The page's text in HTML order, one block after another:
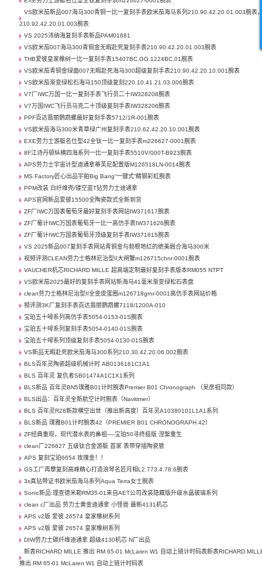
VS欧米茄新品007海马300青铜一比一复刻手表欧米茄海马系列210.90.42.20.01.003腕表
210.92.42.20.01.003腕表
VS 2025沛纳海复刻手表新品PAM01681
VS欧米茄007海马300青铜金无暇赴死复刻手表210.90.42.20.01.003腕表
THB爱彼皇家橡树一比一复刻手表15407BC.GG.1224BC.01腕表
VS欧米茄青铜金绿面007无暇赴死海马300超级复刻手表210.90.42.20.10.001腕表
VS欧米茄渐变绿松石海马150顶级复刻220.10.41.21.03.006腕表
V7厂IWC万国一比一复刻手表飞行员二十IW328208腕表
V7万国IWC飞行员马克二十顶级复刻手表IW328206腕表
PPF百达翡丽鹦鹉螺最好复刻手表5712/1R-001腕表
VS欧米茄海马300米青草绿广州复刻手表210.62.42.20.10.001腕表
EXE劳力士游艇名仕型42全钛一比一复刻手表m226627-0001腕表
8F江诗丹顿纵横四海系列一比一复刻手表5510V/000T-B923腕表
APS劳力士宇宙计型迪通拿蒂芙尼配置版M126518LN-0014腕表
MS Factory匠心出品宇舶Big Bang“一键式”精钢彩虹腕表
PPM改装 白纤维壳/镂空蓝T钻劳力士迪通拿
APS官网新品爱彼15500全陶瓷款式全新到货
ZF厂IWC万国表葡萄牙最好复刻手表网站IW371617腕表
ZF厂葡计IWC万国表葡萄牙一比一高仿手表IW371626腕表
ZF厂葡计IWC万国表葡萄牙顶级复刻手表IW371615腕表
VS 2025新品007复刻手表网站青铜金与勃根地红的绝美融合海马300米
视频评测CLEAN劳力士格林尼治型II大闸蟹m126715chnr-0001腕表
VAUCHER机芯RICHARD MILLE 超高端定制最好复刻手表版本RM055 NTPT
VS欧米茄2025最好的复刻手表网站新海马41毫米渐变绿松石表盘
clean劳力士格林尼治型II全金皮蛋圈m126718grnr-0001高仿手表网站价格
频评测3K厂复刻手表百达翡丽鹦鹉螺7118/1200A-010
宝珀五十噚系列高仿手表5054-0153-01S腕表
宝珀五十噚系列复刻手表5054-0140-01S腕表
宝珀五十噚系列顶级复刻手表5054-0130-01S腕表
VS新品无暇赴死欧米茄海马300系列210.30.42.20.06.002腕表
BLS百年灵陶瓷超级机械计时 AB0136161C1A1
BLS 百年灵 复仇者SB01474A1C1X1系列
BLS新品 百年灵BN5璞雅B01计时腕表Premier B01 Chronograph （吴彦祖同款）
BLS出品：百年灵全新航空计时腕表（Navitimer）
BLS 百年灵R28新款横空出世（推出新高度）百年灵A10380101L1A1系列
BLS新品 璞雅B01计时腕表42（PREMIER B01 CHRONOGRAPH 42）
ZF经典重现，现代潜水表的鼻祖—-宝珀50寻终极版 涅槃重生
clean厂226627 五级钛合金游艇 首家 表带穿插陶瓷管
APS 复刻宝珀6654 玫瑰金！！
GS工厂再攀复刻高峰精心打造浪琴名匠月相L2.773.4.78.6腕表
3s真钻带证书欧米茄海马系列Aqua Terra女士腕表
Sonic新品:理查德米勒RM35-01来自AET公司改装隐藏版升级水晶玻璃系列
clean c厂出品 劳力士黄金迪通拿 小怪兽 最新4131机芯
APS v2版 爱彼 26574 皇家橡树系列
APS v2版 爱彼 26574 皇家橡树系列
DIW劳力士碳纤维迪通拿 超级4130机芯 N厂出品
新表RICHARD MILLE 推出 RM 65-01 McLaren W1 自动上链计时码表新表RICHARD
推出 RM 65-01 McLaren W1 自动上链计时码表